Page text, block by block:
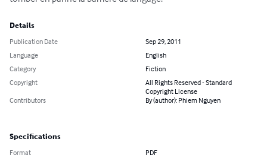
Details
Publication Date
Sep 29, 2011
Language
English
Category
Fiction
Copyright
All Rights Reserved - Standard
Copyright License
Contributors
By (author): Phiem Nguyen
Specifications
Format PDF